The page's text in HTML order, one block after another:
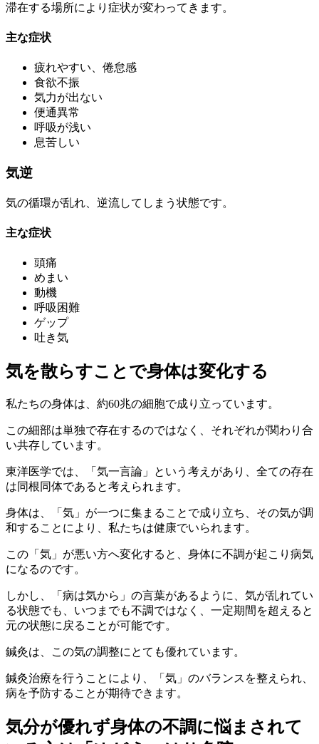
滞在する場所により症状が変わってきます。
主な症状
疲れやすい、倦怠感
食欲不振
気力が出ない
便通異常
呼吸が浅い
息苦しい
気逆
気の循環が乱れ、逆流してしまう状態です。
主な症状
頭痛
めまい
動機
呼吸困難
ゲップ
吐き気
気を散らすことで身体は変化する
私たちの身体は、約60兆の細胞で成り立っています。
この細部は単独で存在するのではなく、それぞれが関わり合
い共存しています。
東洋医学では、「気一言論」という考えがあり、全ての存在
は同根同体であると考えられます。
身体は、「気」が一つに集まることで成り立ち、その気が調
和することにより、私たちは健康でいられます。
この「気」が悪い方へ変化すると、身体に不調が起こり病気
になるのです。
しかし、「病は気から」の言葉があるように、気が乱れてい
る状態でも、いつまでも不調ではなく、一定期間を超えると
元の状態に戻ることが可能です。
鍼灸は、この気の調整にとても優れています。
鍼灸治療を行うことにより、「気」のバランスを整えられ、
病を予防することが期待できます。
気分が優れず身体の不調に悩まされて